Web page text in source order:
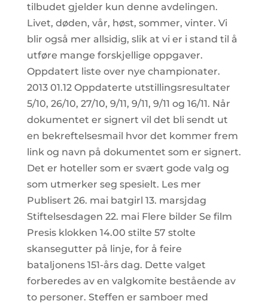
tilbudet gjelder kun denne avdelingen.
Livet, døden, vår, høst, sommer, vinter. Vi
blir også mer allsidig, slik at vi er i stand til å
utføre mange forskjellige oppgaver.
Oppdatert liste over nye championater.
2013 01.12 Oppdaterte utstillingsresultater
5/10, 26/10, 27/10, 9/11, 9/11, 9/11 og 16/11. Når
dokumentet er signert vil det bli sendt ut
en bekreftelsesmail hvor det kommer frem
link og navn på dokumentet som er signert.
Det er hoteller som er svært gode valg og
som utmerker seg spesielt. Les mer
Publisert 26. mai batgirl 13. marsjdag
Stiftelsesdagen 22. mai Flere bilder Se film
Presis klokken 14.00 stilte 57 stolte
skansegutter på linje, for å feire
bataljonens 151-års dag. Dette valget
forberedes av en valgkomite bestående av
to personer. Steffen er samboer med